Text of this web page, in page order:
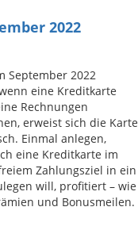
2022
September 2022
eine Kreditkarte
Rechnungen
erweist sich die Karte
Einmal anlegen,
eine Kreditkarte im
Zahlungsziel in ein
will, profitiert – wie
und Bonusmeilen.